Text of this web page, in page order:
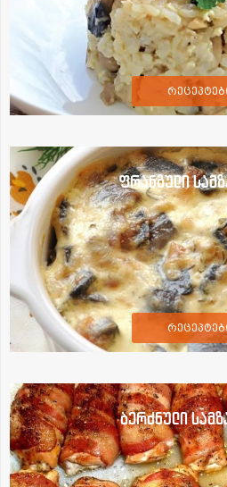
ფრანგული
ბერძნული